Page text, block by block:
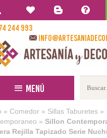
244 993
Menú
» Comedor » Sillas Taburetes »
» Sillon
Rejilla Tapizado Serie